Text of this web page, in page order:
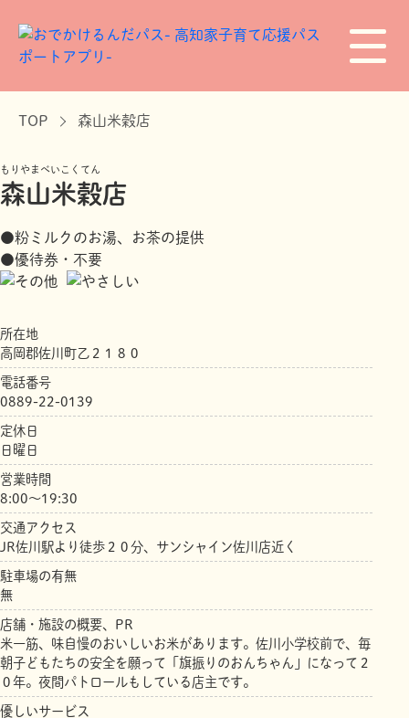
TOP 森山米穀店
もりやまべいこくてん
森山米穀店
●粉ミルクのお湯、お茶の提供
●優待券・不要
所在地
高岡郡佐川町乙２１８０
電話番号
0889-22-0139
定休日
日曜日
営業時間
8:00～19:30
交通アクセス
JR佐川駅より徒歩２０分、サンシャイン佐川店近く
駐車場の有無
無
店舗・施設の概要、PR
米一筋、味自慢のおいしいお米があります。佐川小学校前で、毎
朝子どもたちの安全を願って「旗振りのおんちゃん」になって２
０年。夜間パトロールもしている店主です。
優しいサービス